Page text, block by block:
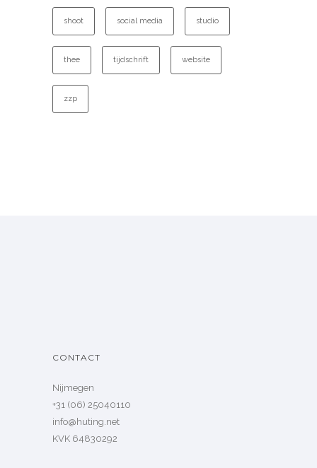
shoot social media studio
thee tijdschrift website
zzp
CONTACT
Nijmegen
+31 (06) 25040110
info@huting.net
KVK 64830292